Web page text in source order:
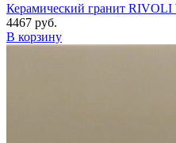
Керамический гранит
4467 руб.
В корзину